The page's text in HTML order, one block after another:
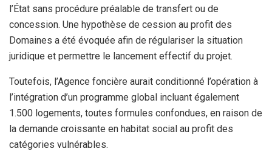
l’État sans procédure préalable de transfert ou de
concession. Une hypothèse de cession au profit des
Domaines a été évoquée afin de régulariser la situation
juridique et permettre le lancement effectif du projet.
Toutefois, l’Agence foncière aurait conditionné l’opération à
l’intégration d’un programme global incluant également
1.500 logements, toutes formules confondues, en raison de
la demande croissante en habitat social au profit des
catégories vulnérables.